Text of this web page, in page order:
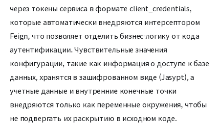
через токены сервиса в формате client_credentials,
которые автоматически внедряются интерсептором
Feign, что позволяет отделить бизнес-логику от кода
аутентификации. Чувствительные значения
конфигурации, такие как информация о доступе к базе
данных, хранятся в зашифрованном виде (Jasypt), а
учетные данные и внутренние конечные точки
внедряются только как переменные окружения, чтобы
не подвергать их раскрытию в исходном коде.